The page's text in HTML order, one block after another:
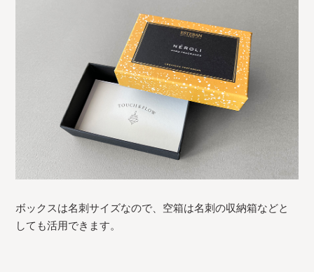
ボックスは名刺サイズなので、空箱は名刺の収納箱などと
しても活用できます。